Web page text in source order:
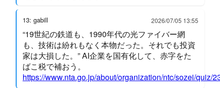
13: gabill 2026/07/05 13:55
“19世紀の鉄道も、1990年代の光ファイバー網
も、技術は紛れもなく本物だった。それでも投資
家は大損した。” AI企業を国有化して、赤字をた
ばこ税で補おう。
https://www.nta.go.jp/about/organization/ntc/sozei/quiz/